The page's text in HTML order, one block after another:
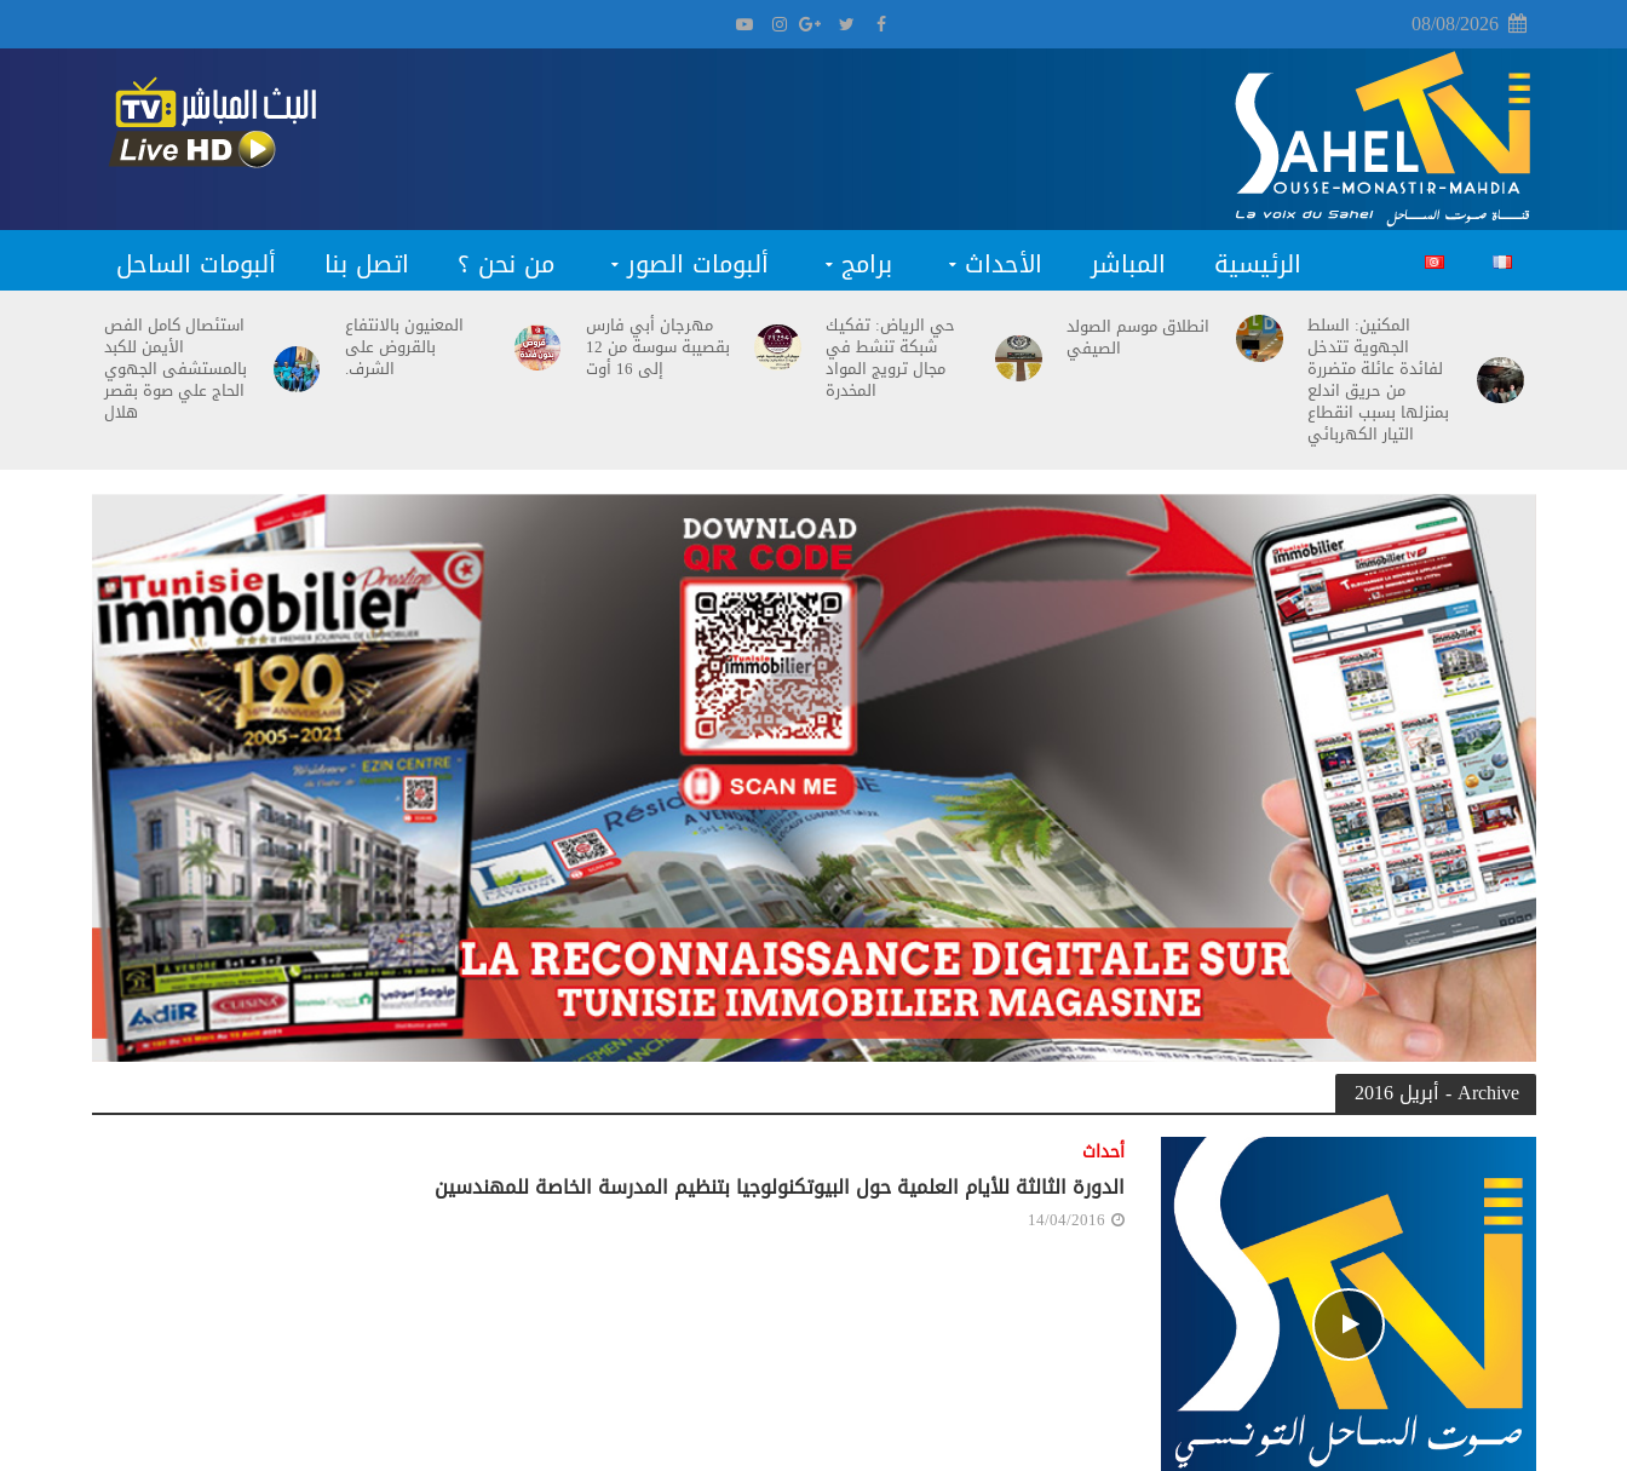
08/08/2026
الرئيسية المباشر الأحداث برامج ألبومات الصور من نحن ؟ اتصل بنا ألبومات الساحل
المكنين: السلط
الجهوية تتدخل
لفائدة عائلة متضررة
من حريق اندلع
بمنزلها بسبب انقطاع
التيار الكهربائي
انطلاق موسم الصولد
الصيفي
حي الرياض: تفكيك
شبكة تنشط في
مجال ترويج المواد
المخدرة
مهرجان أبي فارس
بقصيبة سوسة من 12
إلى 16 أوت
المعنيون بالانتفاع
بالقروض على
الشرف.
استئصال كامل الفص
الأيمن للكبد
بالمستشفى الجهوي
الحاج علي صوة بقصر
هلال
Archive - أبريل 2016
أحداث
ﺍﻟﺪﻭﺭﺓ ﺍﻟﺜﺎﻟﺜﺔ ﻟﻸﻳﺎﻡ ﺍﻟﻌﻠﻤﻴﺔ ﺣﻮﻝ ﺍﻟﺒﻴﻮﺗﻜﻨﻮﻟﻮﺟﻴﺎ ﺑﺘﻨﻈﻴﻢ ﺍﻟﻤﺪﺭﺳﺔ ﺍﻟﺨﺎﺻﺔ ﻟﻠﻤﻬﻨﺪﺳﻴﻦ
14/04/2016